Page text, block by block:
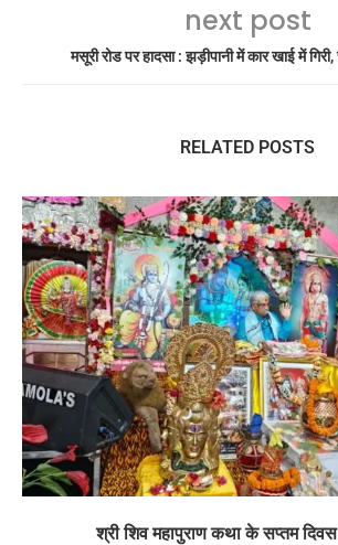
next post
मसूरी रोड पर हादसा : झड़ीपानी में कार खाई में गिरी,
RELATED POSTS
श्री शिव महापुराण कथा के सप्तम